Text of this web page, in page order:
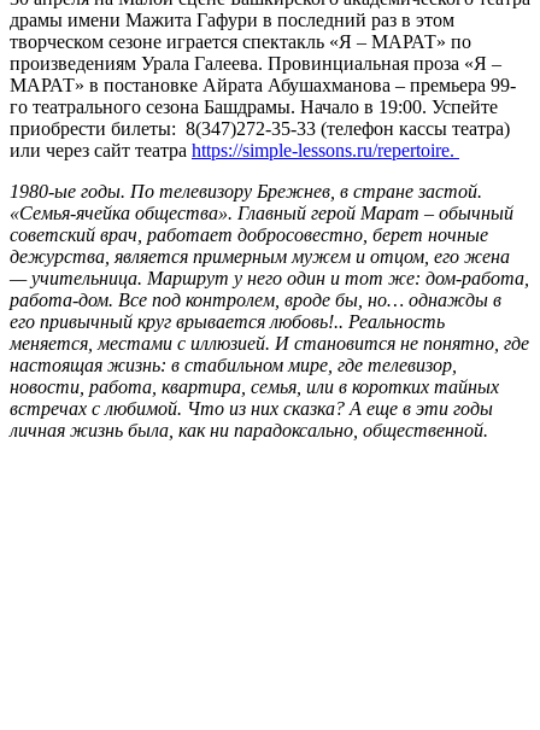
драмы имени Мажита Гафури в последний раз в этом
творческом сезоне играется спектакль «Я – МАРАТ» по
произведениям Урала Галеева. Провинциальная проза «Я –
МАРАТ» в постановке Айрата Абушахманова – премьера 99-
го театрального сезона Башдрамы. Начало в 19:00. Успейте
приобрести билеты: 8(347)272-35-33 (телефон кассы театра)
или через сайт театра https://simple-lessons.ru/repertoire.
1980-ые годы. По телевизору Брежнев, в стране застой.
«Семья-ячейка общества». Главный герой Марат – обычный
советский врач, работает добросовестно, берет ночные
дежурства, является примерным мужем и отцом, его жена
— учительница. Маршрут у него один и тот же: дом-работа,
работа-дом. Все под контролем, вроде бы, но… однажды в
его привычный круг врывается любовь!.. Реальность
меняется, местами с иллюзией. И становится не понятно, где
настоящая жизнь: в стабильном мире, где телевизор,
новости, работа, квартира, семья, или в коротких тайных
встречах с любимой. Что из них сказка? А еще в эти годы
личная жизнь была, как ни парадоксально, общественной.